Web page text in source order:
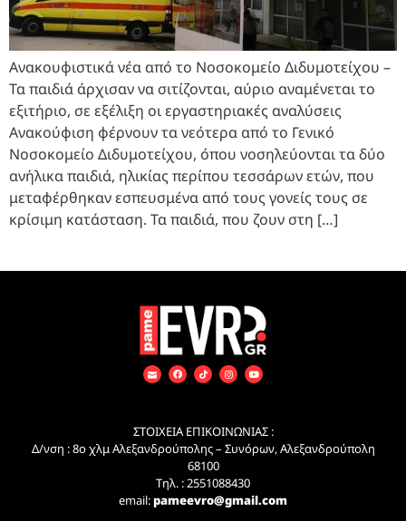
Ανακουφιστικά νέα από το Νοσοκομείο Διδυμοτείχου –
Τα παιδιά άρχισαν να σιτίζονται, αύριο αναμένεται το
εξιτήριο, σε εξέλιξη οι εργαστηριακές αναλύσεις
Ανακούφιση φέρνουν τα νεότερα από το Γενικό
Νοσοκομείο Διδυμοτείχου, όπου νοσηλεύονται τα δύο
ανήλικα παιδιά, ηλικίας περίπου τεσσάρων ετών, που
μεταφέρθηκαν εσπευσμένα από τους γονείς τους σε
κρίσιμη κατάσταση. Τα παιδιά, που ζουν στη […]
ΣΤΟΙΧΕΙΑ ΕΠΙΚΟΙΝΩΝΙΑΣ :
Δ/νση : 8ο χλμ Αλεξανδρούπολης – Συνόρων, Αλεξανδρούπολη
68100
Τηλ. : 2551088430
email:pameevro@gmail.com